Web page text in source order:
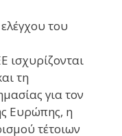
ισχυρίζονται
τη
για τον
Ευρώπης, η
τέτοιων